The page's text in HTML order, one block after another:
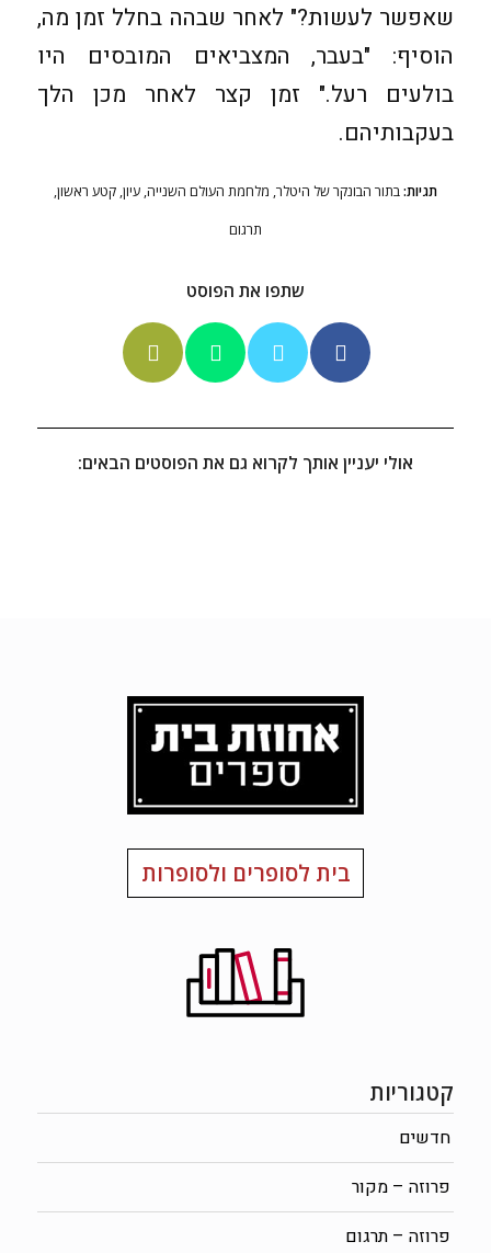
שאפשר לעשות?" לאחר שבהה בחלל זמן מה,
הוסיף: "בעבר, המצביאים המובסים היו
בולעים רעל." זמן קצר לאחר מכן הלך
בעקבותיהם.
תגיות:בתור הבונקר של היטלר, מלחמת העולם השנייה, עיון, קטע ראשון,
תרגום
שתפו את הפוסט
אולי יעניין אותך לקרוא גם את הפוסטים הבאים:
בית לסופרים ולסופרות
קטגוריות
חדשים
פרוזה – מקור
פרוזה – תרגום